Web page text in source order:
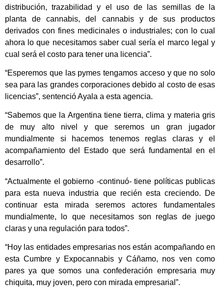
distribución, trazabilidad y el uso de las semillas de la
planta de cannabis, del cannabis y de sus productos
derivados con fines medicinales o industriales; con lo cual
ahora lo que necesitamos saber cual sería el marco legal y
cual será el costo para tener una licencia”.
“Esperemos que las pymes tengamos acceso y que no solo
sea para las grandes corporaciones debido al costo de esas
licencias”, sentenció Ayala a esta agencia.
“Sabemos que la Argentina tiene tierra, clima y materia gris
de muy alto nivel y que seremos un gran jugador
mundialmente si hacemos tenemos reglas claras y el
acompañamiento del Estado que será fundamental en el
desarrollo”.
“Actualmente el gobierno -continuó- tiene políticas publicas
para esta nueva industria que recién esta creciendo. De
continuar esta mirada seremos actores fundamentales
mundialmente, lo que necesitamos son reglas de juego
claras y una regulación para todos”.
“Hoy las entidades empresarias nos están acompañando en
esta Cumbre y Expocannabis y Cáñamo, nos ven como
pares ya que somos una confederación empresaria muy
chiquita, muy joven, pero con mirada empresarial”.